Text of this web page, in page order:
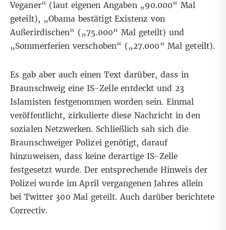
Veganer“ (laut eigenen Angaben „90.000“ Mal
geteilt), „Obama bestätigt Existenz von
Außerirdischen“ („75.000“ Mal geteilt) und
„Sommerferien verschoben“ („27.000“ Mal geteilt).
Es gab aber auch einen Text darüber, dass in
Braunschweig eine IS-Zelle entdeckt und 23
Islamisten festgenommen worden sein. Einmal
veröffentlicht, zirkulierte diese Nachricht in den
sozialen Netzwerken. Schließlich sah sich die
Braunschweiger Polizei genötigt, darauf
hinzuweisen, dass keine derartige IS-Zelle
festgesetzt wurde. Der entsprechende Hinweis der
Polizei wurde im April vergangenen Jahres allein
bei Twitter 300 Mal geteilt. Auch darüberberichtete
Correctiv.